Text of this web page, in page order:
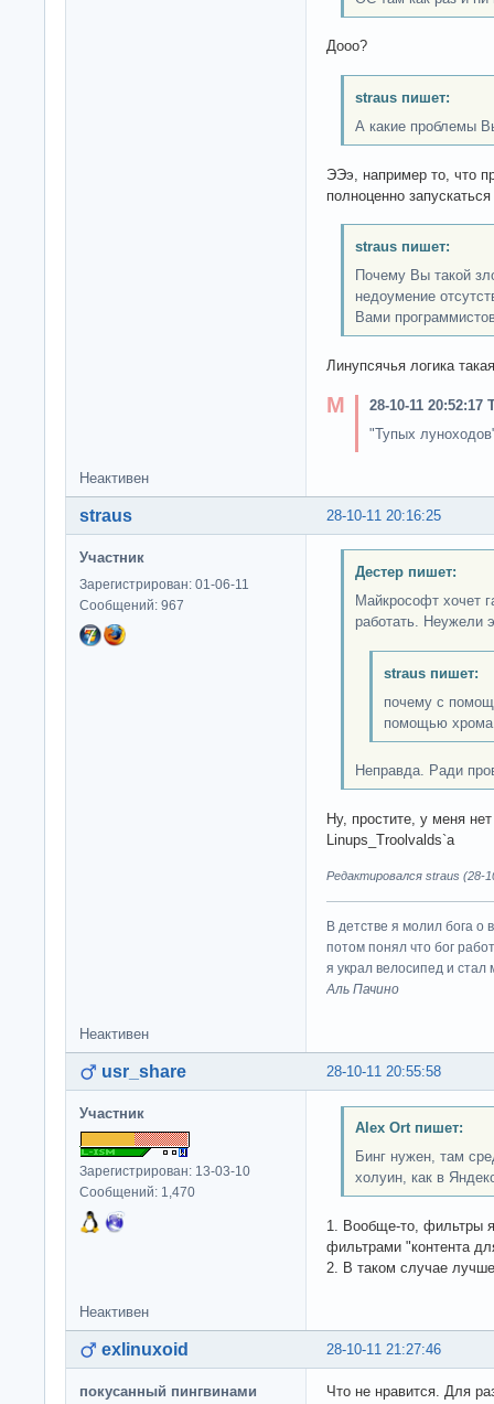
Дооо?
straus пишет:
А какие проблемы
ЭЭэ, например то, что
полноценно
straus пишет:
Почему Вы такой
недоумение
Вами
Линупсячья логика
28-10-11
"Тупых
Неактивен
28-10-11 20:16:25
straus
Участник
Зарегистрирован: 01-06-11
Сообщений: 967
Дестер пишет:
Майкрософт хочет
работать. Неужели
straus пишет:
почему с
помощью хрома
Неправда. Ради
Ну, простите, у меня
Linups_Troolvalds`а
Редактировался straus (28-
В детстве я молил бога о
потом понял что бог
я украл велосипед и стал
Аль Пачино
Неактивен
28-10-11 20:55:58
usr_share
Участник
Зарегистрирован: 13-03-10
Сообщений: 1,470
Alex Ort пишет:
Бинг нужен, там
холуин, как в
1. Вообще-то, фильтры
фильтрами "контента
2. В таком случае
Неактивен
28-10-11 21:27:46
exlinuxoid
покусанный пингвинами
Что не нравится. Для